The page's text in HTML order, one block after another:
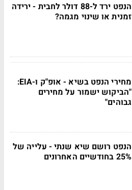
הנפט ירד ל-88 דולר לחבית - ירידה
זמנית או שינוי מגמה?
מחירי הנפט בשיא - אופ"ק ו-EIA:
"הביקוש ישמור על מחירים
גבוהים"
הנפט רושם שיא שנתי - עלייה של
25% בחודשיים האחרונים